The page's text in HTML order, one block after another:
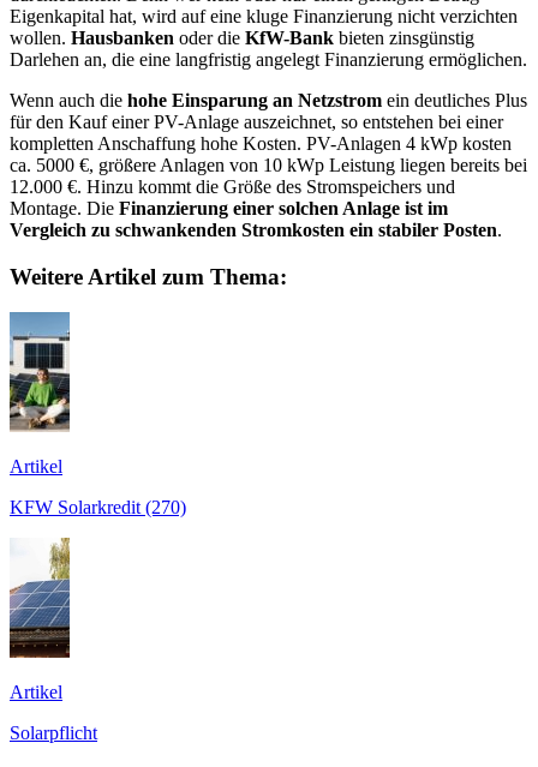
Eigenkapital hat, wird auf eine kluge Finanzierung nicht verzichten
wollen. Hausbanken oder die KfW-Bank bieten zinsgünstig
Darlehen an, die eine langfristig angelegt Finanzierung ermöglichen.
Wenn auch die hohe Einsparung an Netzstrom ein deutliches Plus
für den Kauf einer PV-Anlage auszeichnet, so entstehen bei einer
kompletten Anschaffung hohe Kosten. PV-Anlagen 4 kWp kosten
ca. 5000 €, größere Anlagen von 10 kWp Leistung liegen bereits bei
12.000 €. Hinzu kommt die Größe des Stromspeichers und
Montage. Die Finanzierung einer solchen Anlage ist im
Vergleich zu schwankenden Stromkosten ein stabiler Posten.
Weitere Artikel zum Thema:
Artikel
KFW Solarkredit (270)
Artikel
Solarpflicht